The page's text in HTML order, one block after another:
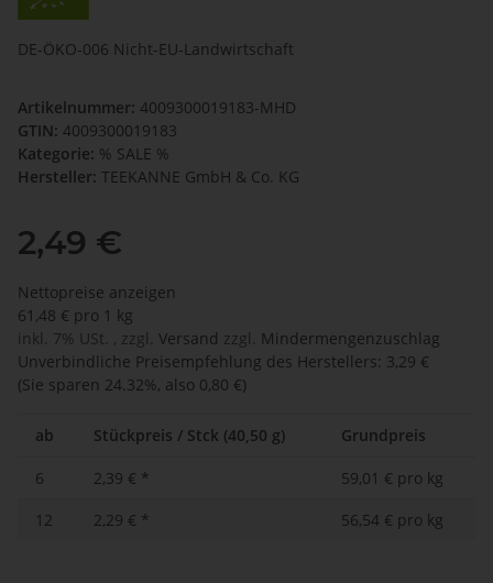
DE-ÖKO-006 Nicht-EU-Landwirtschaft
Artikelnummer: 4009300019183-MHD
GTIN: 4009300019183
Kategorie: % SALE %
Hersteller: TEEKANNE GmbH & Co. KG
2,49 €
Nettopreise anzeigen
61,48 € pro 1 kg
inkl. 7% USt. , zzgl. Versand zzgl.
Mindermengenzuschlag
Unverbindliche Preisempfehlung des Herstellers: 3,29 €
(Sie sparen 24.32%, also 0,80 €)
ab Stückpreis / Stck (40,50 g) Grundpreis
6 2,39 € *
59,01 € pro kg
12
2,29 € * 56,54 € pro kg